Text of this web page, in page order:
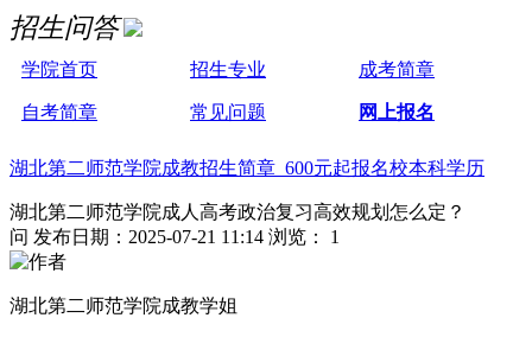
招生问答
学院首页 招生专业 成考简章
自考简章 常见问题 网上报名
湖北第二师范学院成教招生简章 600元起报名校本科学历
湖北第二师范学院成人高考政治复习高效规划怎么定？
问 发布日期：2025-07-21 11:14 浏览： 1
湖北第二师范学院成教学姐